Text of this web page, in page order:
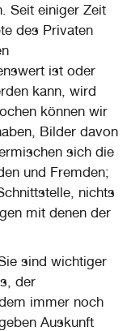
Seit einiger Zeit
des Privaten
ist oder
kann, wird
können wir
Bilder davon
sich die
und Fremden;
nichts
mit denen der
sind wichtiger
der
immer noch
Auskunft